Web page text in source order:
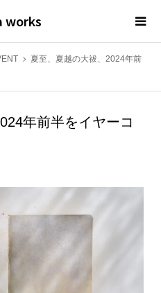
works
夏至、夏越の大祓、2024年前
年前半をイヤーコ